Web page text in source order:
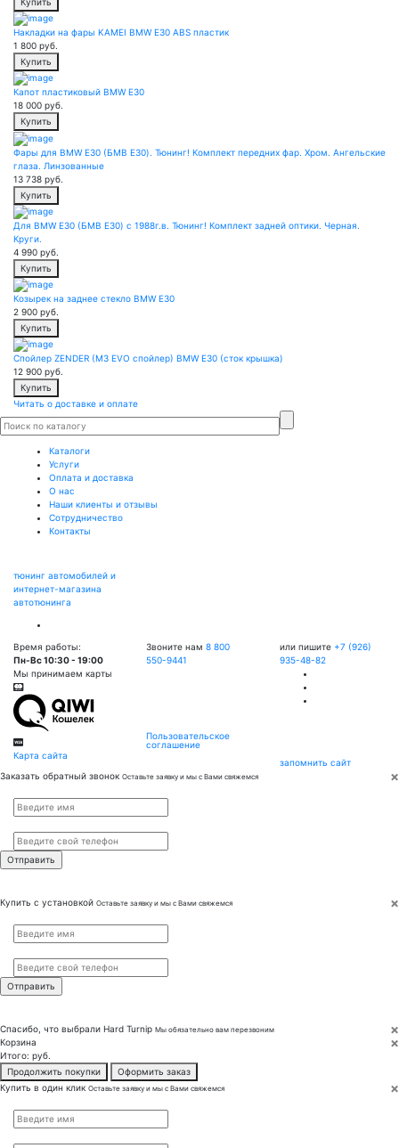
Накладки на фары KAMEI BMW E30 ABS пластик
1 800 руб.
Купить
Капот пластиковый BMW E30
18 000 руб.
Купить
Фары для BMW E30 (БМВ Е30). Тюнинг! Комплект передних фар. Хром. Ангельские
глаза. Линзованные
13 738 руб.
Купить
Для BMW E30 (БМВ Е30) с 1988г.в. Тюнинг! Комплект задней оптики. Черная.
Круги.
4 990 руб.
Купить
Козырек на заднее стекло BMW E30
2 900 руб.
Купить
Спойлер ZENDER (M3 EVO спойлер) BMW E30 (сток крышка)
12 900 руб.
Купить
Читать о доставке и оплате
Каталоги
Услуги
Оплата и доставка
О нас
Наши клиенты и отзывы
Сотрудничество
Контакты
тюнинг автомобилей и
интернет-магазина
автотюнинга
Время работы:
Пн-Вс 10:30 - 19:00
Мы принимаем карты
Карта сайта
Звоните нам 8 800
550-9441
Пользовательское
соглашение
или пишите +7 (926)
935-48-82
запомнить сайт
×
Заказать обратный звонок Оставьте заявку и мы с Вами свяжемся
×
Купить с установкой Оставьте заявку и мы с Вами свяжемся
×
Спасибо, что выбрали Hard Turnip Мы обязательно вам перезвоним
×
Корзина
Итого: руб.
Продолжить покупки
Оформить заказ
×
Купить в один клик Оставьте заявку и мы с Вами свяжемся